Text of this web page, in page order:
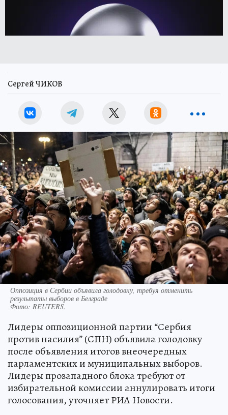
Сергей ЧИКОВ
Оппозиция в Сербии объявила голодовку, требуя отменить
результаты выборов в Белграде
Фото: REUTERS.
Лидеры оппозиционной партии “Сербия
против насилия” (СПН) объявила голодовку
после объявления итогов внеочередных
парламентских и муниципальных выборов.
Лидеры прозападного блока требуют от
избирательной комиссии аннулировать итоги
голосования, уточняет РИА Новости.